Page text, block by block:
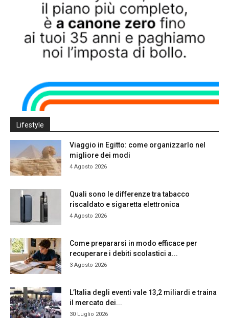
Lifestyle
Viaggio in Egitto: come organizzarlo nel
migliore dei modi
4 Agosto 2026
Quali sono le differenze tra tabacco
riscaldato e sigaretta elettronica
4 Agosto 2026
Come prepararsi in modo efficace per
recuperare i debiti scolastici a...
3 Agosto 2026
L’Italia degli eventi vale 13,2 miliardi e traina
il mercato dei...
30 Luglio 2026